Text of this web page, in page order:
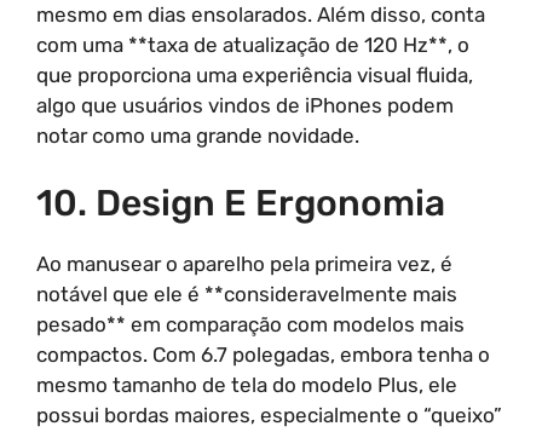
mesmo em dias ensolarados. Além disso, conta
com uma **taxa de atualização de 120 Hz**, o
que proporciona uma experiência visual fluida,
algo que usuários vindos de iPhones podem
notar como uma grande novidade.
10. Design E Ergonomia
Ao manusear o aparelho pela primeira vez, é
notável que ele é **consideravelmente mais
pesado** em comparação com modelos mais
compactos. Com 6.7 polegadas, embora tenha o
mesmo tamanho de tela do modelo Plus, ele
possui bordas maiores, especialmente o “queixo”